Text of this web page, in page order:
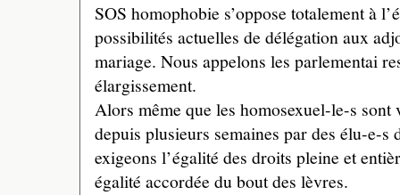
SOS homophobie s’oppose totalement à
possibilités actuelles de délégation aux
mariage. Nous appelons les parlementai
élargissement.
Alors même que les homosexuel-le-s
depuis plusieurs semaines par des élu-e-s
exigeons l’égalité des droits pleine et
égalité accordée du bout des lèvres.